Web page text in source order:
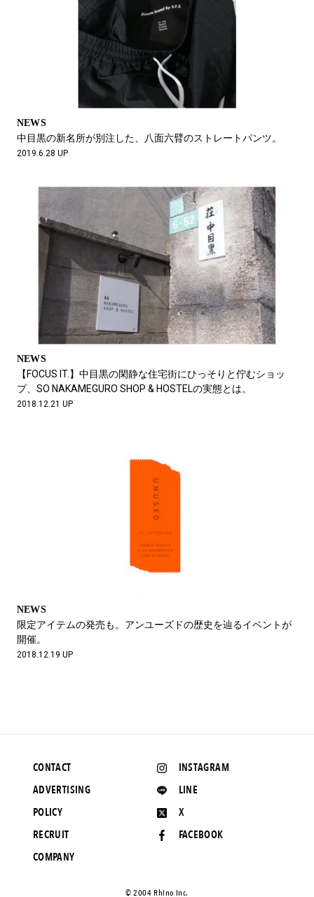
NEWS
中目黒の新名所が別注した、八面六臂のストレートパンツ。
2019.6.28 UP
NEWS
【FOCUS IT.】中目黒の閑静な住宅街にひっそりと佇むショッ
プ、SO NAKAMEGURO SHOP & HOSTELの実態とは。
2018.12.21 UP
NEWS
限定アイテムの発売も。アンユーズドの歴史を辿るイベントが
開催。
2018.12.19 UP
INSTAGRAM
LINE
X
FACEBOOK
CONTACT
ADVERTISING
POLICY
RECRUIT
COMPANY
©️ 2004 Rhino Inc.